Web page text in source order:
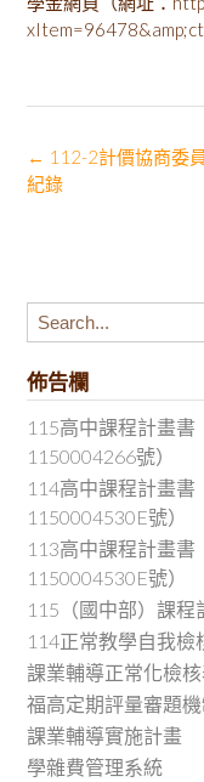
Post
navigation
← 112-2計價協商委
紀錄
佈告欄
115高中課程計畫
1150004266號）
114高中課程計畫
1150004530E號）
113高中課程計畫
1150004530E號）
115（國中部）課程
114正常教學自我檢
課業輔導正常化檢
福高定期評量審題
課業輔導實施計畫
學雜費管理系統